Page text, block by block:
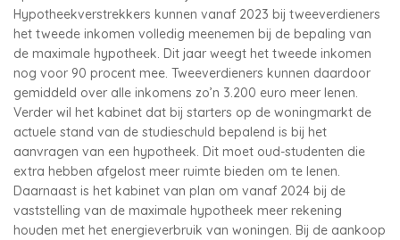
Hypotheekverstrekkers kunnen vanaf 2023 bij tweeverdieners
het tweede inkomen volledig meenemen bij de bepaling van
de maximale hypotheek. Dit jaar weegt het tweede inkomen
nog voor 90 procent mee. Tweeverdieners kunnen daardoor
gemiddeld over alle inkomens zo’n 3.200 euro meer lenen.
Verder wil het kabinet dat bij starters op de woningmarkt de
actuele stand van de studieschuld bepalend is bij het
aanvragen van een hypotheek. Dit moet oud-studenten die
extra hebben afgelost meer ruimte bieden om te lenen.
Daarnaast is het kabinet van plan om vanaf 2024 bij de
vaststelling van de maximale hypotheek meer rekening
houden met het energieverbruik van woningen. Bij de aankoop